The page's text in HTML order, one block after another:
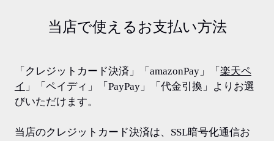
当店で使えるお支払い方法
「クレジットカード決済」「amazonPay」「 楽天ペ
イ 」「ペイディ」「PayPay」「代金引換」よりお選
びいただけます。
当店のクレジットカード決済は、SSL暗号化通信お